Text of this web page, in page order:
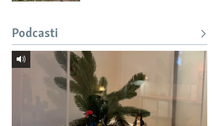
Podcasti